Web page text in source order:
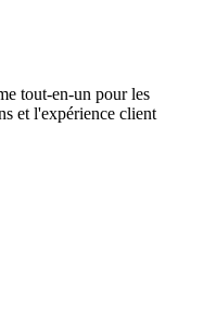
tout-en-un pour les
et l'expérience client